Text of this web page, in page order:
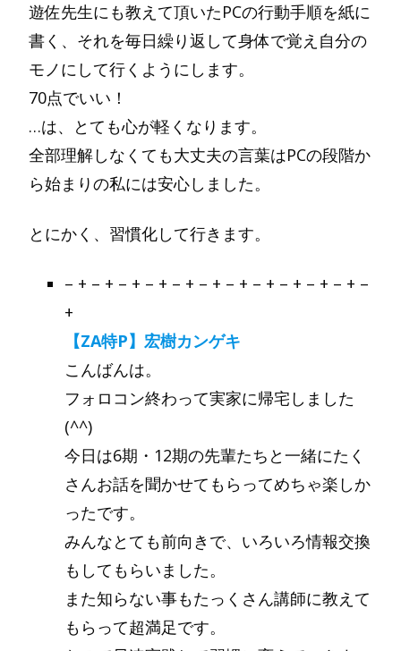
遊佐先生にも教えて頂いたPCの行動手順を紙に
書く、それを毎日繰り返して身体で覚え自分の
モノにして行くようにします。
70点でいい！
…は、とても心が軽くなります。
全部理解しなくても大丈夫の言葉はPCの段階か
ら始まりの私には安心しました。
とにかく、習慣化して行きます。
– + – + – + – + – + – + – + – + – + – + – + –
+
【ZA特P】宏樹カンゲキ
こんばんは。
フォロコン終わって実家に帰宅しました
(^^)
今日は6期・12期の先輩たちと一緒にたく
さんお話を聞かせてもらってめちゃ楽しか
ったです。
みんなとても前向きで、いろいろ情報交換
もしてもらいました。
また知らない事もたっくさん講師に教えて
もらって超満足です。